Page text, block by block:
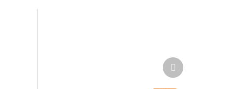
Další
produkt